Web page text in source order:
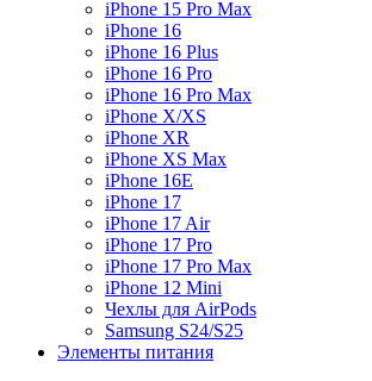
iPhone 15 Pro Max
iPhone 16
iPhone 16 Plus
iPhone 16 Pro
iPhone 16 Pro Max
iPhone X/XS
iPhone XR
iPhone XS Max
iPhone 16E
iPhone 17
iPhone 17 Air
iPhone 17 Pro
iPhone 17 Pro Max
iPhone 12 Mini
Чехлы для AirPods
Samsung S24/S25
Элементы питания